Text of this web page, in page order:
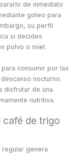
de inmediato
goteo para
su perfil
si decides
polvo o miel.
consumir por las
nocturno.
disfrutar de una
nutritiva.
café de trigo
genera